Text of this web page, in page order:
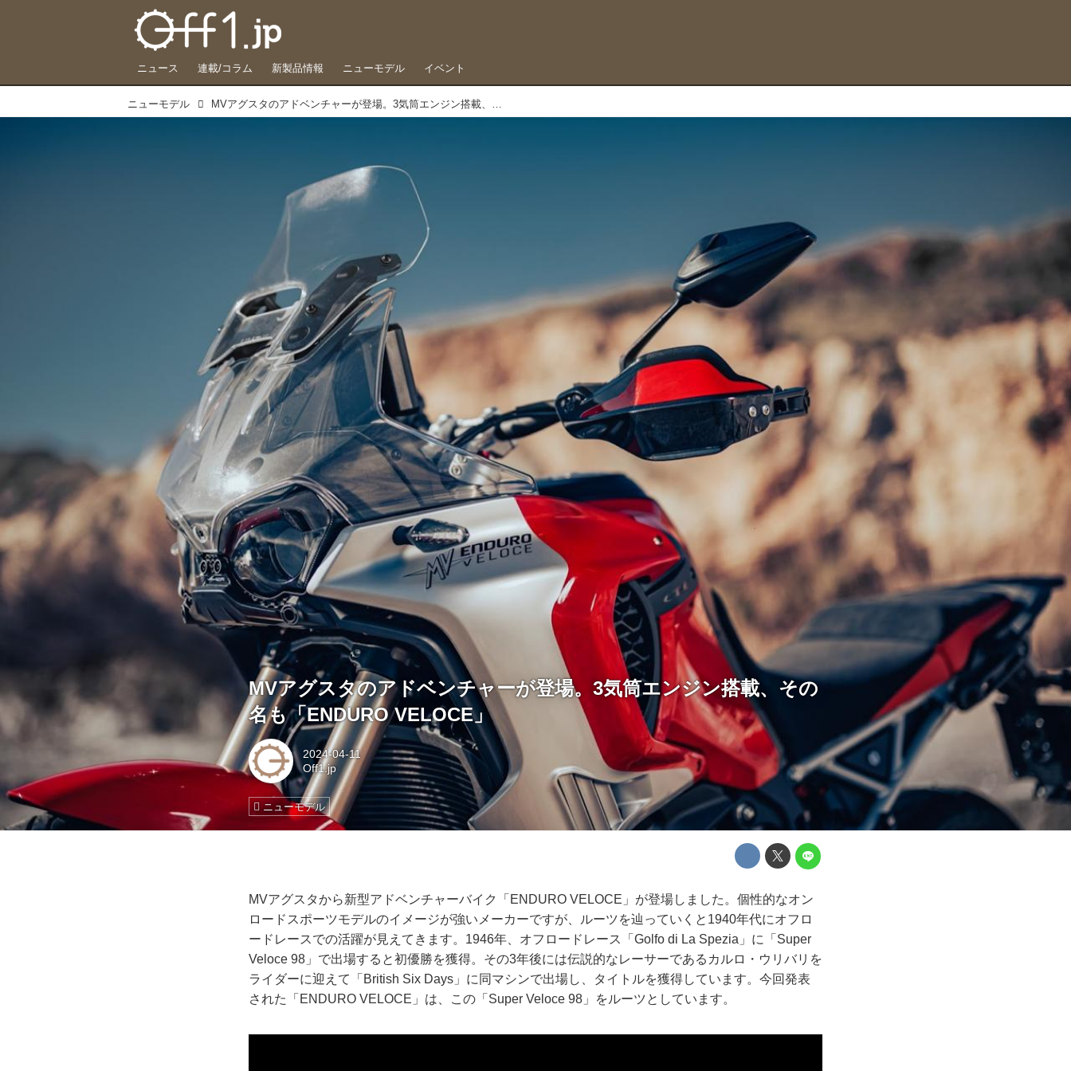
ニュース 連載/コラム 新製品情報 ニューモデル イベント
ニューモデル MVアグスタのアドベンチャーが登場。3気筒エンジン搭載、その名も「ENDURO VELOCE」
MVアグスタのアドベンチャーが登場。3気筒エンジン搭載、その
名も「ENDURO VELOCE」
2024-04-11
Off1.jp
ニューモデル
MVアグスタから新型アドベンチャーバイク「ENDURO VELOCE」が登場しました。個性的なオン
ロードスポーツモデルのイメージが強いメーカーですが、ルーツを辿っていくと1940年代にオフロ
ードレースでの活躍が見えてきます。1946年、オフロードレース「Golfo di La Spezia」に「Super
Veloce 98」で出場すると初優勝を獲得。その3年後には伝説的なレーサーであるカルロ・ウリバリを
ライダーに迎えて「British Six Days」に同マシンで出場し、タイトルを獲得しています。今回発表
された「ENDURO VELOCE」は、この「Super Veloce 98」をルーツとしています。